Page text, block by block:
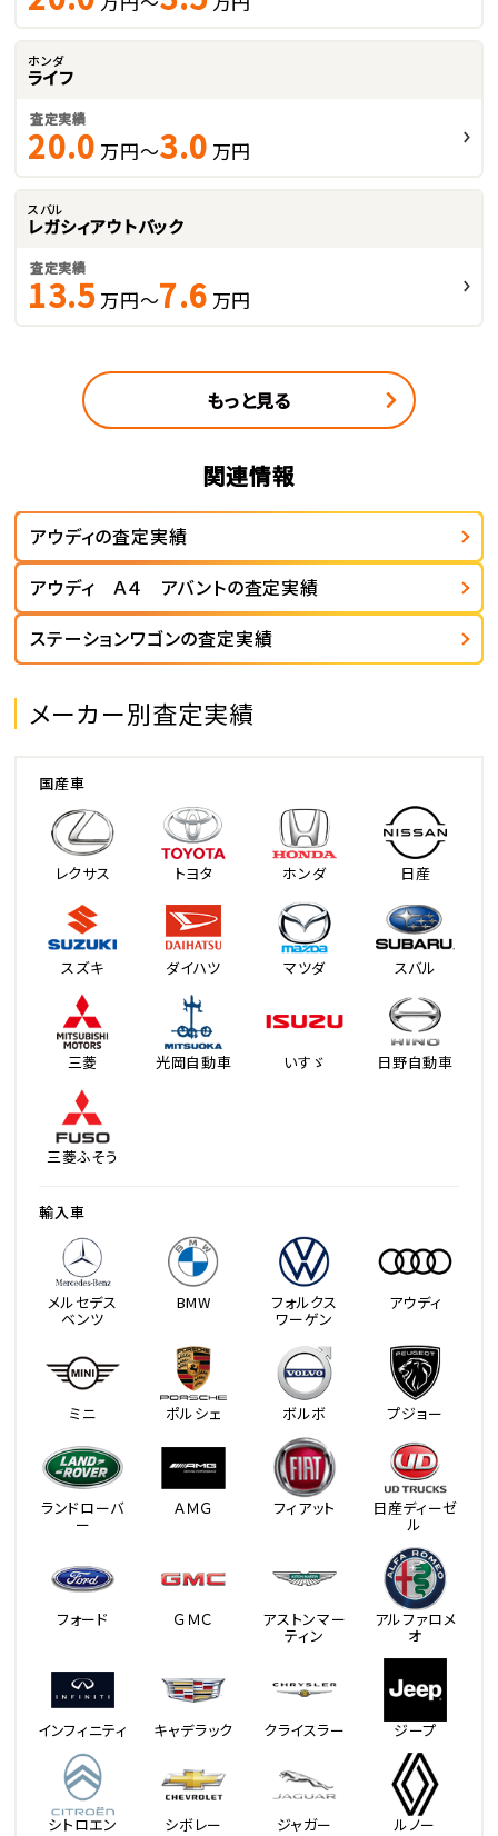
ホンダ
ライフ
査定実績
20.0 万円～3.0 万円
スバル
レガシィアウトバック
査定実績
13.5 万円～7.6 万円
もっと見る
関連情報
アウディの査定実績
アウディ Ａ４ アバントの査定実績
ステーションワゴンの査定実績
メーカー別査定実績
国産車
レクサス トヨタ ホンダ 日産
スズキ ダイハツ マツダ スバル
三菱 光岡自動車 いすゞ 日野自動車
三菱ふそう
輸入車
メルセデス
ベンツ
BMW フォルクス
ワーゲン
アウディ
ミニ ポルシェ ボルボ プジョー
ランドローバ
ー
ＡＭＧ フィアット 日産ディーゼ
ル
フォード ＧＭＣ アストンマー
ティン
アルファロメ
オ
インフィニティ キャデラック クライスラー ジープ
シトロエン シボレー ジャガー ルノー